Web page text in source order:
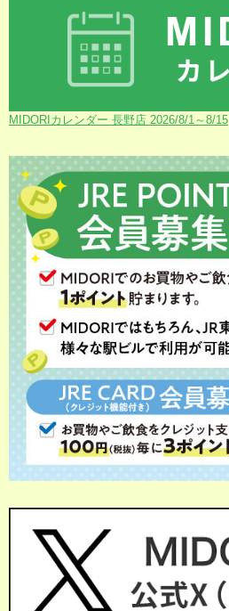
MIDORIカレンダー 長野店 2026/8/1～8/15